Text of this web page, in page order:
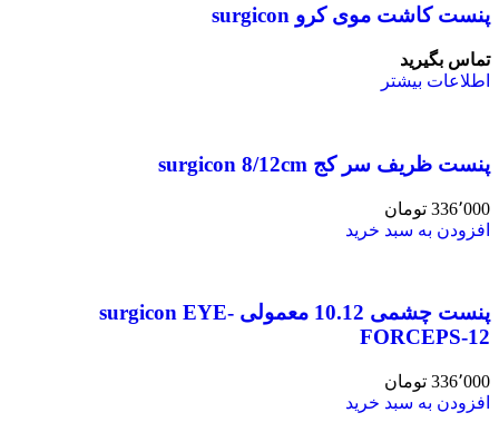
پنست کاشت موی کرو surgicon
تماس بگیرید
اطلاعات بیشتر
پنست ظریف سر کج surgicon 8/12cm
336٬000 تومان
افزودن به سبد خرید
پنست چشمی 10.12 معمولی surgicon EYE-
FORCEPS-12
336٬000 تومان
افزودن به سبد خرید